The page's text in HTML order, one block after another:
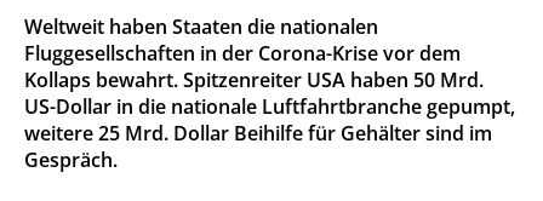
Weltweit haben Staaten die nationalen
Fluggesellschaften in der Corona-Krise vor dem
Kollaps bewahrt. Spitzenreiter USA haben 50 Mrd.
US-Dollar in die nationale Luftfahrtbranche gepumpt,
weitere 25 Mrd. Dollar Beihilfe für Gehälter sind im
Gespräch.